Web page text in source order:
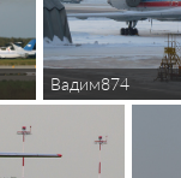
Вадим874